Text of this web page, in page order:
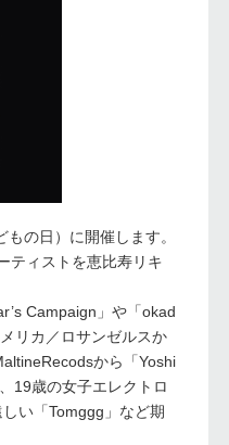
の日）に開催します。
ティストを恵比寿リキ
Campaign」や「okad
リカ／ロサンゼルスか
から「Yoshi
19歳の女子エレクトロ
い「Tomggg」など期